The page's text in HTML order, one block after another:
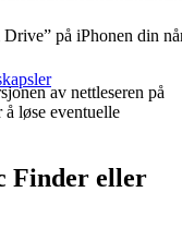
på iPhonen din
av nettleseren på
løse eventuelle
Finder eller